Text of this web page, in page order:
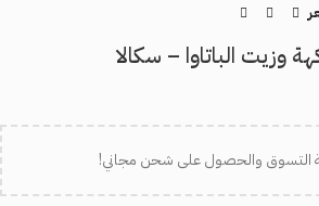
الباتاوا – سكالا
التسوق والحصول على شحن مجاني!